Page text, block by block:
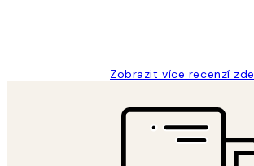
Zobrazit více recenzí zde